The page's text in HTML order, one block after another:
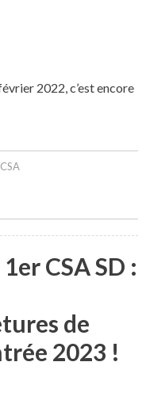
2022, c’est encore
CSA
CSA SD :
de
2023 !